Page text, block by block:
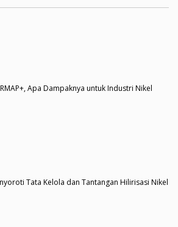
Apa Dampaknya untuk Industri Nikel
Tata Kelola dan Tantangan Hilirisasi Nikel